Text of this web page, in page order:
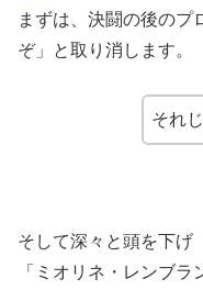
まずは、決闘の後のプ
ぞ」と取り消します。
それ
そして深々と頭を下げ
「ミオリネ・レンブ